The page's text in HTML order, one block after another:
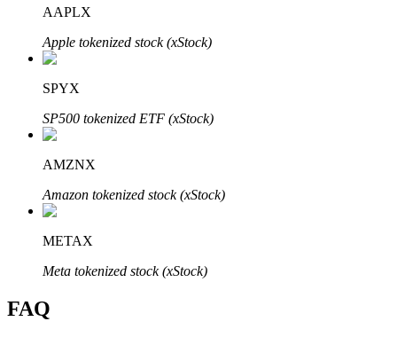
Bitrue-partners
Bitrue Affiliates
Tot 65% commissies!
AAPLX
Apple tokenized stock (xStock)
SPYX
SP500 tokenized ETF (xStock)
AMZNX
Amazon tokenized stock (xStock)
METAX
Meta tokenized stock (xStock)
FAQ